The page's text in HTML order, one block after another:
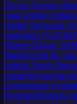
Sorun Tanımı:
nasıl etkiler
Hedef Sonuçlar:
metrikleri (LCP/
Mimari Desen:
WebSocket ile
İndeks Dostu
mesaj/konuşma
progressive
Noindex/Robots